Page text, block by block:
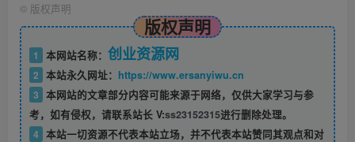
© 版权声明
版权声明
1 本网站名称： 创业资源网
2 本站永久网址： https://www.ersanyiwu.cn
3 本网站的文章部分内容可能来源于网络，仅供大家学习与参
考，如有侵权，请联系站长 V:ss23152315进行删除处理。
4 本站一切资源不代表本站立场，并不代表本站赞同其观点和对